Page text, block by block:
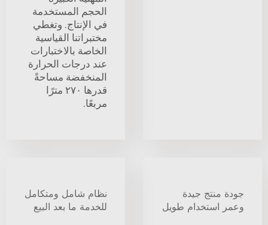
الحجم المستخدمة
في الإنتاج. وتغطي
مختبراتنا القياسية
الخاصة بالاختبارات
عند درجات الحرارة
المنخفضة مساحةً
قدرها ٢٧٠ مترًا
مربعًا.
جودة منتج جيدة
وعمر استخدام طويل
نظام شامل ومتكامل
للخدمة ما بعد البيع